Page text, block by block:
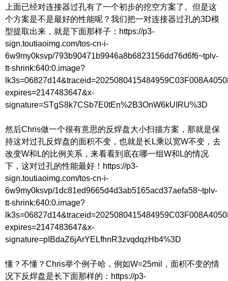
上面已经对连接器过孔有了一个初步的挖空方案了。但是这
个方案是不是最好的性能呢？我们把一对连接器过孔的3D模
型提取出来，就是下面那样子：https://p3-
sign.toutiaoimg.com/tos-cn-i-
6w9my0ksvp/793b90471b9946a8b6823156dd76d6f6~tplv-
tt-shrink:640:0.image?
expires=2147483647&x-
signature=STgS8k7CSb7E0tEn%2B3OnW6kUIRU%3D
然后Chris做一个很有意思的反焊盘大小扫描方案，那就是保
持这对过孔反焊盘的面积不变，也就是长L乘以宽W不变，去
改变W和L的比例关系，来看看到底在哪一组W和L的情况
下，这对过孔的性能最好！https://p3-
sign.toutiaoimg.com/tos-cn-i-
6w9my0ksvp/1dc81ed9665d4d3ab5165acd37aefa58~tplv-
tt-shrink:640:0.image?
expires=2147483647&x-
signature=pIBdaZ6jArYELfhnR3zvqdqzHb4%3D
懂？不懂？Chris举个例子哈，例如W=25mil，面积不变的情
况下反焊盘是长下面那样的：https://p3-